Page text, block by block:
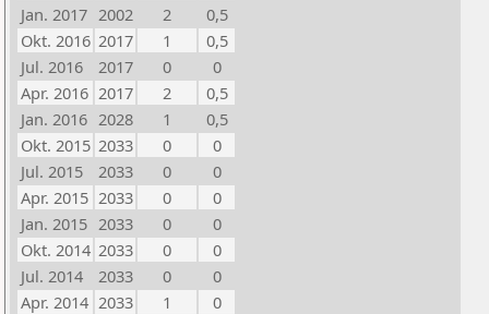
Jan. 2017 2002 2
0,5
Okt. 2016 2017 1
0,5
Jul. 2016
2017 0
0
Apr. 2016 2017 2
0,5
Jan. 2016 2028 1
0,5
Okt. 2015 2033 0
0
Jul. 2015
2033 0
0
Apr. 2015 2033 0
0
Jan. 2015 2033 0
0
Okt. 2014 2033 0
0
Jul. 2014
2033 0
0
Apr. 2014 2033 1
0